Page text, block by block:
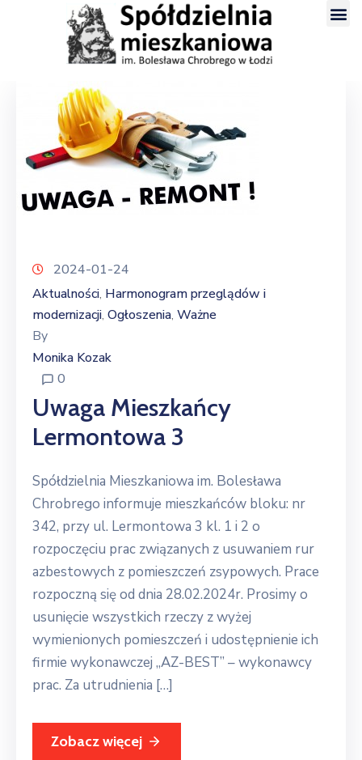
2024-01-24
Aktualności‚ Harmonogram przeglądów i
modernizacji‚ Ogłoszenia‚ Ważne
By
Monika Kozak
0
Uwaga Mieszkańcy
Lermontowa 3
Spółdzielnia Mieszkaniowa im. Bolesława
Chrobrego informuje mieszkańców bloku: nr
342, przy ul. Lermontowa 3 kl. 1 i 2 o
rozpoczęciu prac związanych z usuwaniem rur
azbestowych z pomieszczeń zsypowych. Prace
rozpoczną się od dnia 28.02.2024r. Prosimy o
usunięcie wszystkich rzeczy z wyżej
wymienionych pomieszczeń i udostępnienie ich
firmie wykonawczej ,,AZ-BEST” – wykonawcy
prac. Za utrudnienia […]
Zobacz więcej